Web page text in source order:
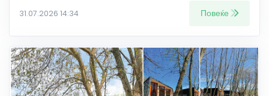
31.07.2026 14:34 Повеќе